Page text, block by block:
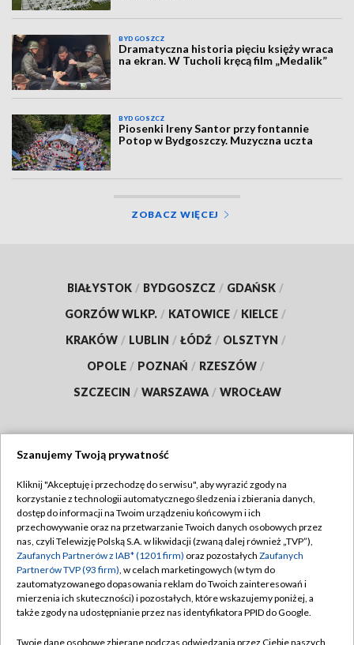
BYDGOSZCZ
Dramatyczna historia pięciu księży wraca
na ekran. W Tucholi kręcą film „Medalik”
BYDGOSZCZ
Piosenki Ireny Santor przy fontannie
Potop w Bydgoszczy. Muzyczna uczta
ZOBACZ WIĘCEJ
BIAŁYSTOK / BYDGOSZCZ / GDAŃSK /
GORZÓW WLKP. / KATOWICE / KIELCE /
KRAKÓW / LUBLIN / ŁÓDŹ / OLSZTYN /
OPOLE / POZNAŃ / RZESZÓW /
SZCZECIN / WARSZAWA / WROCŁAW
TVP
Abonament TVP
Emisja w TVP
Centrum informacji TVP
Naziemna Telewizja Cyfrowa
Regulamin TVP
Polityka prywatności
Moje zgody
Pomoc
Szanujemy Twoją prywatność
Kliknij "Akceptuję i przechodzę do serwisu", aby wyrazić zgody na
korzystanie z technologii automatycznego śledzenia i zbierania danych,
dostęp do informacji na Twoim urządzeniu końcowym i ich
przechowywanie oraz na przetwarzanie Twoich danych osobowych przez
nas, czyli Telewizję Polską S.A. w likwidacji (zwaną dalej również „TVP”),
Zaufanych Partnerów z IAB* (1201 firm) oraz pozostałych Zaufanych
Partnerów TVP (93 firm), w celach marketingowych (w tym do
zautomatyzowanego dopasowania reklam do Twoich zainteresowań i
mierzenia ich skuteczności) i pozostałych, które wskazujemy poniżej, a
także zgody na udostępnianie przez nas identyfikatora PPID do Google.
Twoje dane osobowe zbierane podczas odwiedzania przez Ciebie naszych